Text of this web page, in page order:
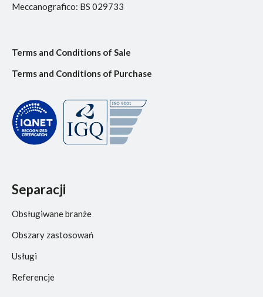
Meccanografico: BS 029733
Terms and Conditions of Sale
Terms and Conditions of Purchase
Separacji
Obsługiwane branże
Obszary zastosowań
Usługi
Referencje